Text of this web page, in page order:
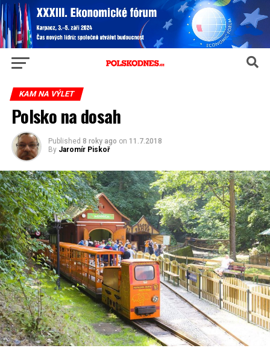
KAM NA VÝLET
Polsko na dosah
Published 8 roky ago on 11.7.2018
By Jaromír Piskoř